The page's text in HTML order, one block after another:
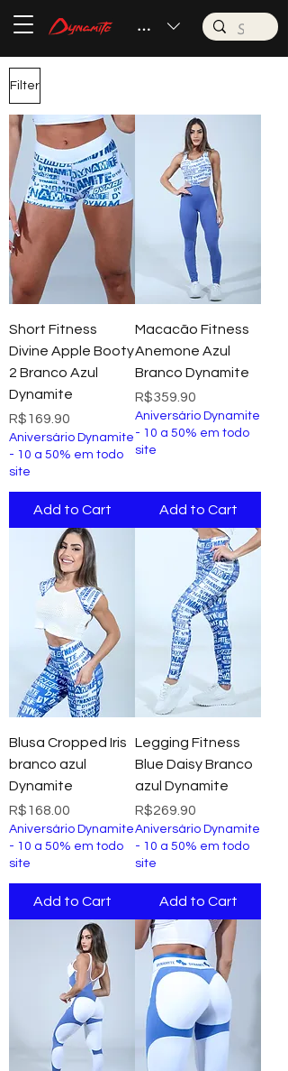
BRL (R$)
Filter
Short Fitness
Divine Apple Booty
2 Branco Azul
Dynamite
Price
R$169.90
Aniversário Dynamite
- 10 a 50% em todo
site
Add to Cart
Macacão Fitness
Anemone Azul
Branco Dynamite
Price
R$359.90
Aniversário Dynamite
- 10 a 50% em todo
site
Add to Cart
Blusa Cropped Iris
branco azul
Dynamite
Price
R$168.00
Aniversário Dynamite
- 10 a 50% em todo
site
Add to Cart
Legging Fitness
Blue Daisy Branco
azul Dynamite
Price
R$269.90
Aniversário Dynamite
- 10 a 50% em todo
site
Add to Cart